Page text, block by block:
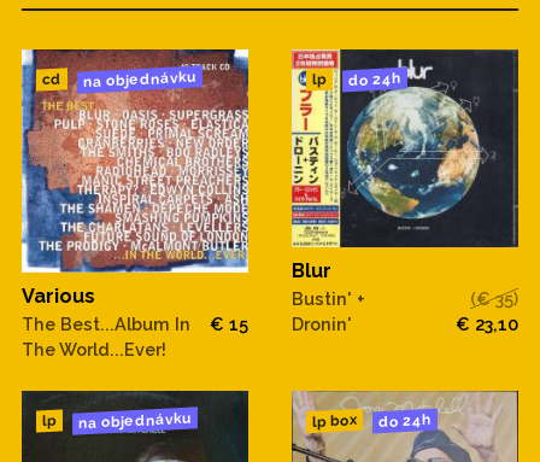
cd na objednávku
Various
The Best...Album In
The World...Ever!
€ 15
lp do 24h
Blur
Bustin' +
Dronin'
(€ 35)
€ 23,10
lp na objednávku lp box do 24h